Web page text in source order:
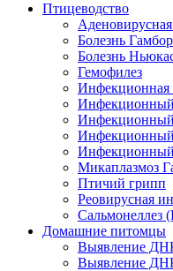
Птицеводство
Болезнь
Болезнь
Гемофилез
Инфекционная
Инфекционный
Инфекционный
Микаплазмоз
Птичий грипп
Реовирусная
Домашние питомцы
Выявление
Выявление